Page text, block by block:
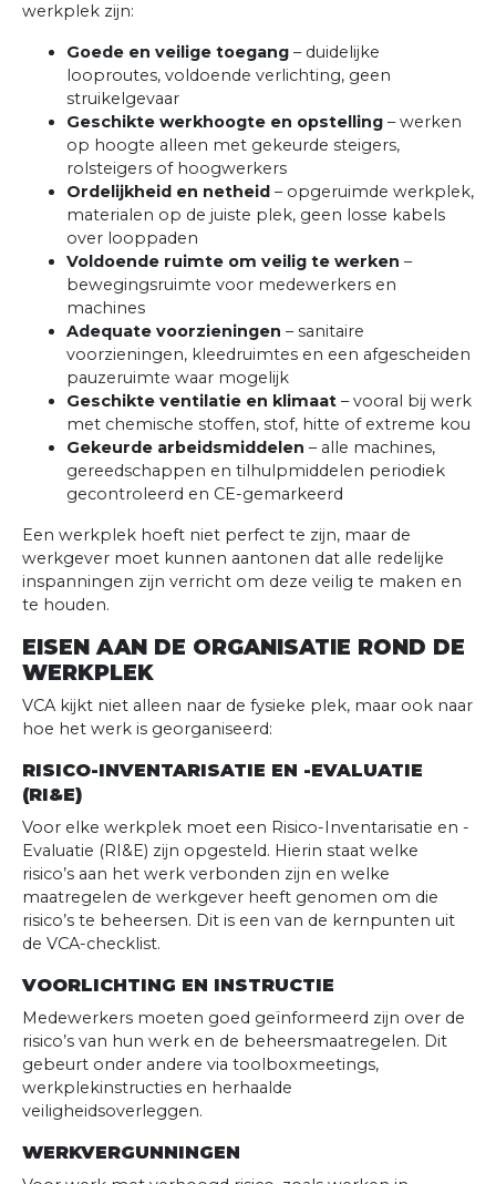
werkplek zijn:
Goede en veilige toegang – duidelijke
looproutes, voldoende verlichting, geen
struikelgevaar
Geschikte werkhoogte en opstelling – werken
op hoogte alleen met gekeurde steigers,
rolsteigers of hoogwerkers
Ordelijkheid en netheid – opgeruimde werkplek,
materialen op de juiste plek, geen losse kabels
over looppaden
Voldoende ruimte om veilig te werken –
bewegingsruimte voor medewerkers en
machines
Adequate voorzieningen – sanitaire
voorzieningen, kleedruimtes en een afgescheiden
pauzeruimte waar mogelijk
Geschikte ventilatie en klimaat – vooral bij werk
met chemische stoffen, stof, hitte of extreme kou
Gekeurde arbeidsmiddelen – alle machines,
gereedschappen en tilhulpmiddelen periodiek
gecontroleerd en CE-gemarkeerd
Een werkplek hoeft niet perfect te zijn, maar de
werkgever moet kunnen aantonen dat alle redelijke
inspanningen zijn verricht om deze veilig te maken en
te houden.
EISEN AAN DE ORGANISATIE ROND DE
WERKPLEK
VCA kijkt niet alleen naar de fysieke plek, maar ook naar
hoe het werk is georganiseerd:
RISICO-INVENTARISATIE EN -EVALUATIE
(RI&E)
Voor elke werkplek moet een Risico-Inventarisatie en -
Evaluatie (RI&E) zijn opgesteld. Hierin staat welke
risico’s aan het werk verbonden zijn en welke
maatregelen de werkgever heeft genomen om die
risico’s te beheersen. Dit is een van de kernpunten uit
de VCA-checklist.
VOORLICHTING EN INSTRUCTIE
Medewerkers moeten goed geïnformeerd zijn over de
risico’s van hun werk en de beheersmaatregelen. Dit
gebeurt onder andere via toolboxmeetings,
werkplekinstructies en herhaalde
veiligheidsoverleggen.
WERKVERGUNNINGEN